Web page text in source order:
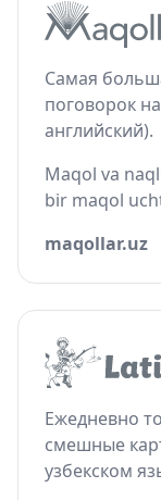
Самая
поговорок
английский).
Maqol va
bir maqol
maqollar.uz
Ежедневно
смешные
узбекском